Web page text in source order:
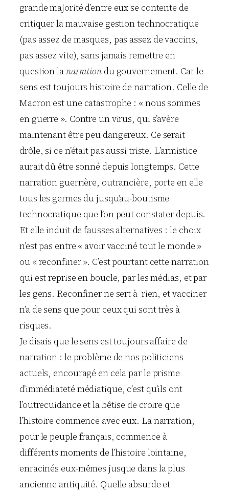
grande majorité d’entre eux se contente de
critiquer la mauvaise gestion technocratique
(pas assez de masques, pas assez de vaccins,
pas assez vite), sans jamais remettre en
question la narrationdu gouvernement. Car le
sens est toujours histoire de narration. Celle de
Macron est une catastrophe : « nous sommes
en guerre ». Contre un virus, qui s’avère
maintenant être peu dangereux. Ce serait
drôle, si ce n’était pas aussi triste. L’armistice
aurait dû être sonné depuis longtemps. Cette
narration guerrière, outrancière, porte en elle
tous les germes du jusqu’au-boutisme
technocratique que l’on peut constater depuis.
Et elle induit de fausses alternatives : le choix
n’est pas entre « avoir vacciné tout le monde »
ou « reconfiner ». C’est pourtant cette narration
qui est reprise en boucle, par les médias, et par
les gens. Reconfiner ne sert à rien, et vacciner
n’a de sens que pour ceux qui sont très à
risques.
Je disais que le sens est toujours affaire de
narration : le problème de nos politiciens
actuels, encouragé en cela par le prisme
d’immédiateté médiatique, c’est qu’ils ont
l’outrecuidance et la bêtise de croire que
l’histoire commence avec eux. La narration,
pour le peuple français, commence à
différents moments de l’histoire lointaine,
enracinés eux-mêmes jusque dans la plus
ancienne antiquité. Quelle absurde et